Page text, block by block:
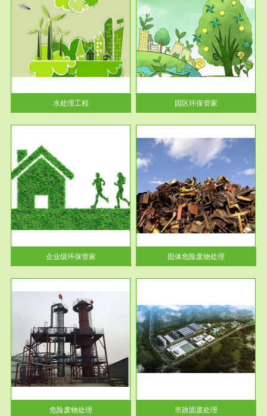
水处理工程
服务范围
园区环保管家
2016 年 4 月，环保部下发《关
于积极发挥环境保护作用促进供
给侧结...
园区环保管家
企业级环保管家
服务范围
固体危险废物处理
固体废物解释：固体废物是指人
们在生产建设、日常生活和其他
活动中...
固体危险废物处理
危险废物处理
服务范围
市政固废处理
蔚蓝生态环境科技所从事的市政
废物处理业务包括市政废物的处
理处...
市政固废处理